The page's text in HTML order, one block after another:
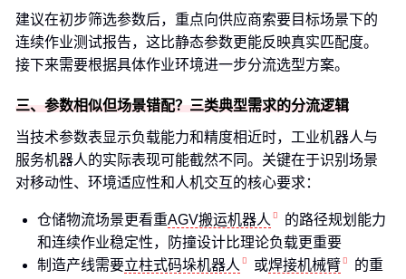
建议在初步筛选参数后，重点向供应商索要目标场景下的
连续作业测试报告，这比静态参数更能反映真实匹配度。
接下来需要根据具体作业环境进一步分流选型方案。
三、参数相似但场景错配？三类典型需求的分流逻辑
当技术参数表显示负载能力和精度相近时，工业机器人与
服务机器人的实际表现可能截然不同。关键在于识别场景
对移动性、环境适应性和人机交互的核心要求：
仓储物流场景更看重AGV搬运机器人
的路径规划能力
和连续作业稳定性，防撞设计比理论负载更重要
制造产线需要立柱式码垛机器人 或焊接机械臂
的重